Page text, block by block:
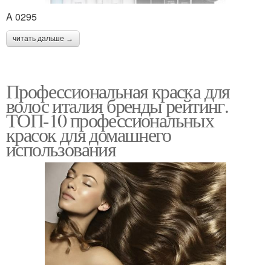
A 0295
читать дальше →
Профессиональная краска для
волос италия бренды рейтинг.
ТОП-10 профессиональных
красок для домашнего
использования